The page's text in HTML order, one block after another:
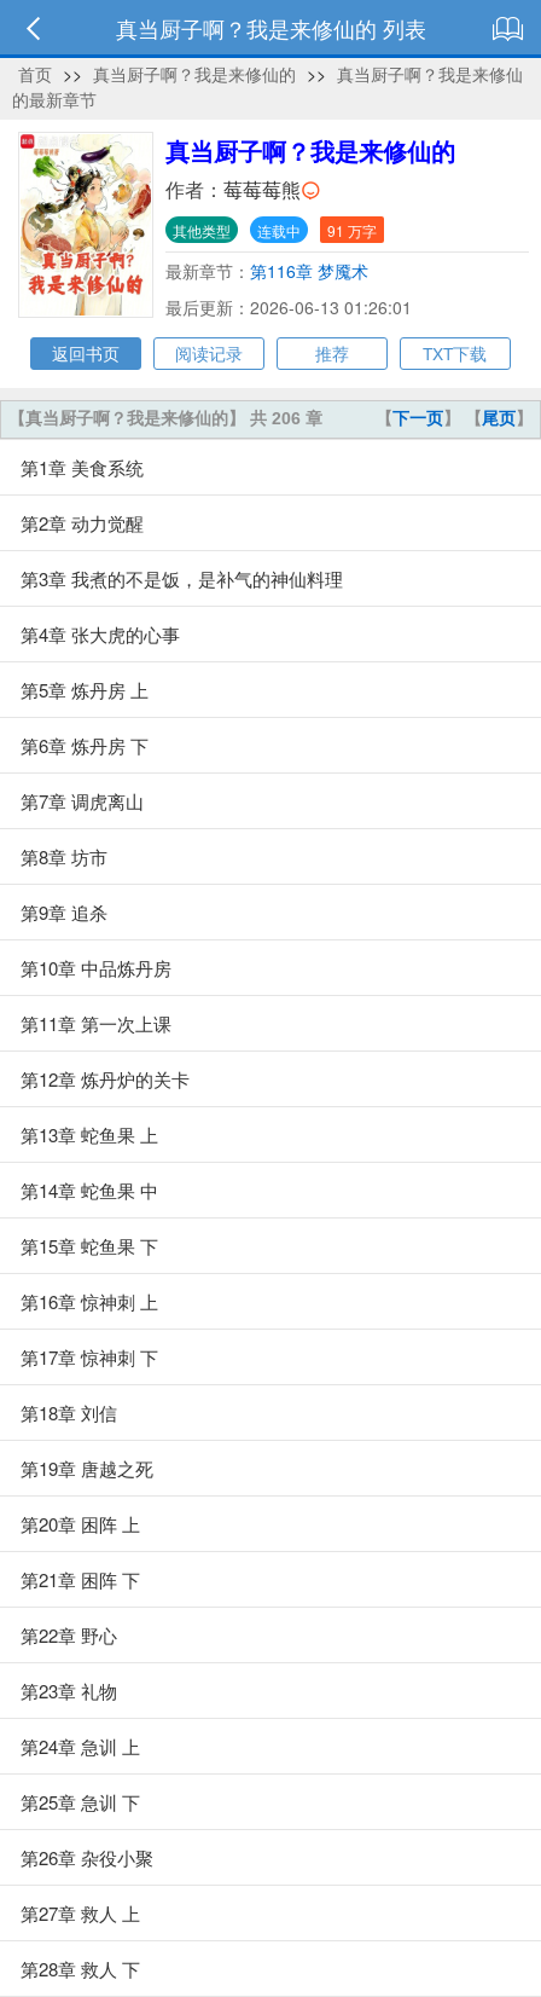
真当厨子啊？我是来修仙的 列表
首页 >> 真当厨子啊？我是来修仙的 >> 真当厨子啊？我是来修仙
的最新章节
真当厨子啊？我是来修仙的
作者： 莓莓莓熊
其他类型 连载中 91 万字
最新章节： 第116章 梦魇术
最后更新：2026-06-13 01:26:01
返回书页
阅读记录 推荐 TXT下载
【下一页】 【尾页】
【真当厨子啊？我是来修仙的】 共 206 章
第1章 美食系统
第2章 动力觉醒
第3章 我煮的不是饭，是补气的神仙料理
第4章 张大虎的心事
第5章 炼丹房 上
第6章 炼丹房 下
第7章 调虎离山
第8章 坊市
第9章 追杀
第10章 中品炼丹房
第11章 第一次上课
第12章 炼丹炉的关卡
第13章 蛇鱼果 上
第14章 蛇鱼果 中
第15章 蛇鱼果 下
第16章 惊神刺 上
第17章 惊神刺 下
第18章 刘信
第19章 唐越之死
第20章 困阵 上
第21章 困阵 下
第22章 野心
第23章 礼物
第24章 急训 上
第25章 急训 下
第26章 杂役小聚
第27章 救人 上
第28章 救人 下